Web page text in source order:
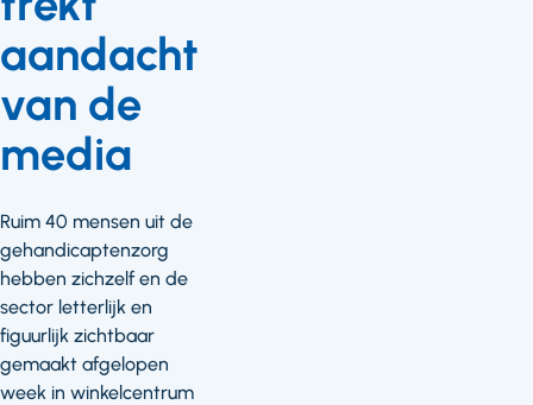
aandacht
van de
media
Ruim 40 mensen uit de
gehandicaptenzorg
hebben zichzelf en de
sector letterlijk en
figuurlijk zichtbaar
gemaakt afgelopen
week in winkelcentrum